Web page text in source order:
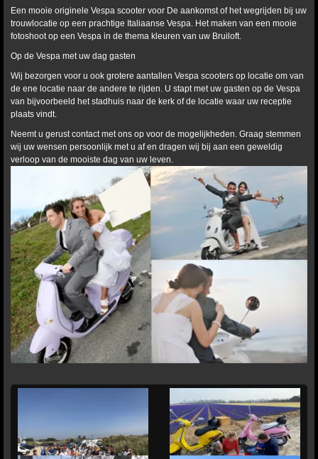
Een mooie originele Vespa scooter voor De aankomst of het wegrijden bij uw
trouwlocatie op een prachtige Italiaanse Vespa. Het maken van een mooie
fotoshoot op een Vespa in de thema kleuren van uw Bruiloft.
Op de Vespa met uw dag gasten
Wij bezorgen voor u ook grotere aantallen Vespa scooters op locatie om van
de ene locatie naar de andere te rijden. U stapt met uw gasten op de Vespa
van bijvoorbeeld het stadhuis naar de kerk of de locatie waar uw receptie
plaats vindt.
Neemt u gerust contact met ons op voor de mogelijkheden. Graag stemmen
wij uw wensen persoonlijk met u af en dragen wij bij aan een geweldig
verloop van de mooiste dag van uw leven.